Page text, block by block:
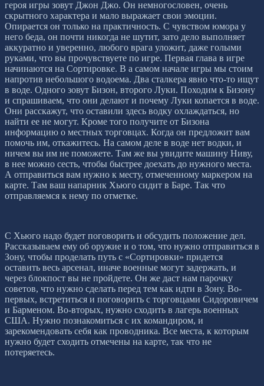
героя игры зовут Джон Джо. Он немногословен, очень
скрытного характера и мало выражает свои эмоции.
Опирается он только на практичность. С чувством юмора у
него беда, он почти никогда не шутит, зато дело выполняет
аккуратно и уверенно, любого врага уложит, даже голыми
руками, что вы прочувствуете по игре. Первая глава в игре
начинаются на Сортировке. В а самом начале игры мы стоим
напротив небольшого водоема. Два сталкера явно что-то ищут
в воде. Одного зовут Бизон, второго Луки. Походим к Бизону
и спрашиваем, что они делают и почему Луки копается в воде.
Они расскажут, что оставили здесь водку охлаждаться, но
найти ее не могут. Кроме того получите от Бизона
информацию о местных торговцах. Когда он предложит вам
помочь им, откажитесь. На самом деле в воде нет водки, и
ничем вы им не поможете. Там же вы увидите машину Ниву,
в нее можно сесть, чтобы быстрее доехать до нужного места.
А отправиться вам нужно к месту, отмеченному маркером на
карте. Там ваш напарник Хьюго сидит в Баре. Так что
отправляемся к нему по отметке.
С Хьюго надо будет поговорить и обсудить положение дел.
Рассказываем ему об оружие и о том, что нужно отправиться в
Зону, чтобы проделать путь с «Сортировки» придется
оставить весь арсенал, иначе военные могут задержать, и
через блокпост вы не пройдете. Он же даст нам парочку
советов, что нужно сделать перед тем как идти в Зону. Во-
первых, встретиться и поговорить с торговцами Сидоровичем
и Барменом. Во-вторых, нужно сходить в лагерь военных
США. Нужно познакомиться с их командиром, и
зарекомендовать себя как проводника. Все места, к которым
нужно будет сходить отмечены на карте, так что не
потеряетесь.